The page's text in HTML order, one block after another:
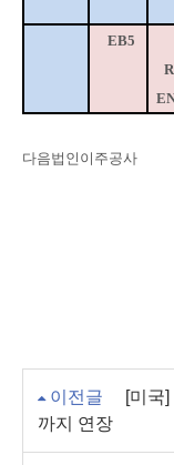
EB5
다음법인이주공사
이전글
[미국
까지 연장